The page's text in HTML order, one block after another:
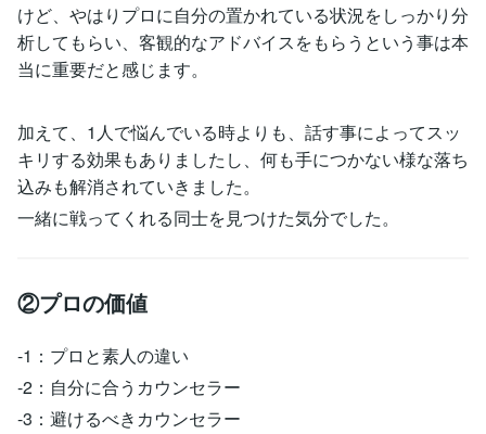
けど、やはりプロに自分の置かれている状況をしっかり分
析してもらい、客観的なアドバイスをもらうという事は本
当に重要だと感じます。
加えて、1人で悩んでいる時よりも、話す事によってスッ
キリする効果もありましたし、何も手につかない様な落ち
込みも解消されていきました。
一緒に戦ってくれる同士を見つけた気分でした。
②プロの価値
-1：プロと素人の違い
-2：自分に合うカウンセラー
-3：避けるべきカウンセラー